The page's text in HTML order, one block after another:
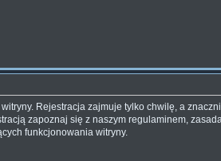
Rejestracja zajmuje tylko chwilę, a
zapoznaj się z naszym regulaminem,
funkcjonowania witryny.